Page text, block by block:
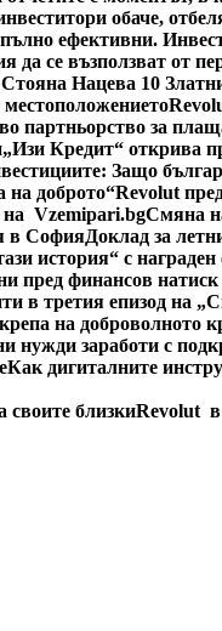
обаче,
ефективни.
да се възползват от
Нацева 10
местоположението
партньорство за
„Изи Кредит“ открива
Защо
на доброто“Revolut
на Vzemipari.bgСмяна
в СофияДоклад за
история“ с
пред финансов
в третия епизод на
на доброволното
нужди заработи с
Как дигиталните
своите близкиRevolut в